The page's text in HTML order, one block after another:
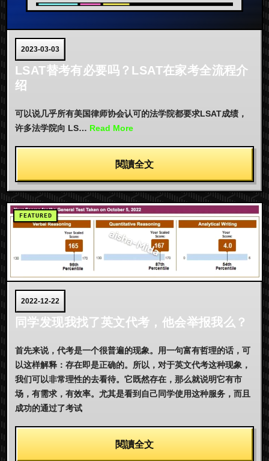
2023-03-03
LSAT替考有必要吗？LSAT在家考全流程介
绍
可以说几乎所有美国律师协会认可的法学院都要求LSAT成绩，
许多法学院向 LS… Read More
閱讀全文
2022-12-22
同学发现我找了英文代考，他会举报我么？
首先来说，代考是一个很普遍的现象。用一句富有哲理的话，可
以这样解释：存在即是正确的。所以，对于英文代考这种现象，
我们可以非常理性的去看待。它既然存在，那么就说明它有市
场，有需求，有效率。尤其是看到自己同学使用这种服务，而且
成功的通过了考试
閱讀全文